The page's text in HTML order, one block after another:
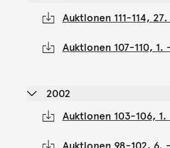
Auktionen 111-114,
Auktionen 107-110, 1.
2002
Auktionen 103-106,